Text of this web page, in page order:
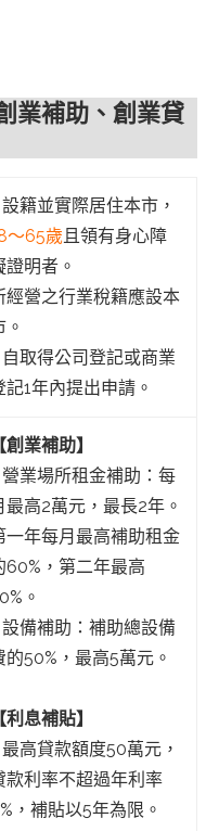
業補助、創業貸
籍並實際居住本市，
～65歲 且領有身心障
證明者。
經營之行業稅籍應設本
。
自取得公司登記或商業
記1年內提出申請。
【創業補助】
營業場所租金補助：每
最高2萬元，最長2年。
一年每月最高補助租金
60%，第二年最高
。
設備補助：補助總設備
的50%，最高5萬元。
【利息補貼】
高貸款額度50萬元，
款利率不超過年利率
，補貼以5年為限。